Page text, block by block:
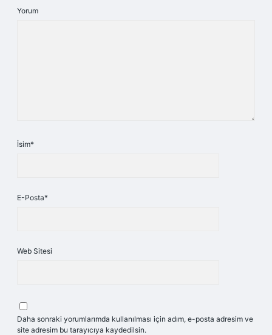
Yorum
İsim*
E-Posta*
Web Sitesi
Daha sonraki yorumlarımda kullanılması için adım, e-posta adresim ve
site adresim bu tarayıcıya kaydedilsin.